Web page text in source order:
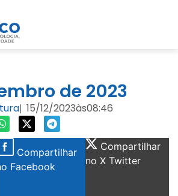
de 2023
| 15/12/2023às08:46
Compartilhar
Facebook
Compartilhar
no X Twitter